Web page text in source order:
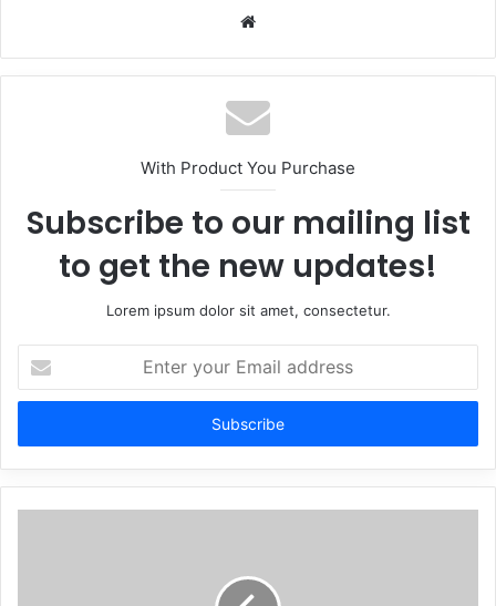
Website
With Product You Purchase
Subscribe to our mailing list
to get the new updates!
Lorem ipsum dolor sit amet, consectetur.
your
Email